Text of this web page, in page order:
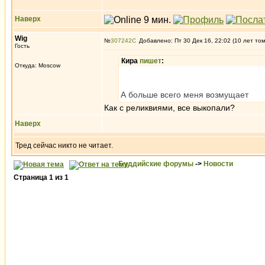
Наверх
Wig
Гость
Откуда: Moscow
№307242 Добавлено: Пт 30 Дек 16, 22:02 (10 лет
Кира пишет:
А больше всего меня возмущает
Как с реликвиями, все выкопали?
Наверх
Тред сейчас никто не читает.
Буддийские форумы -> Новости
Страница 1 из 1